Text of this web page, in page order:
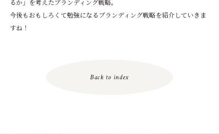
るか」を考えたブランディング戦略。
今後もおもしろくて勉強になるブランディング戦略を紹介していきま
すね！
Back to index